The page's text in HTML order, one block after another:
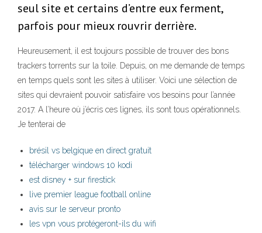
seul site et certains d’entre eux ferment,
parfois pour mieux rouvrir derrière.
Heureusement, il est toujours possible de trouver des bons
trackers torrents sur la toile. Depuis, on me demande de temps
en temps quels sont les sites à utiliser. Voici une sélection de
sites qui devraient pouvoir satisfaire vos besoins pour l’année
2017. A l’heure où j’écris ces lignes, ils sont tous opérationnels.
Je tenterai de
brésil vs belgique en direct gratuit
télécharger windows 10 kodi
est disney + sur firestick
live premier league football online
avis sur le serveur pronto
les vpn vous protégeront-ils du wifi